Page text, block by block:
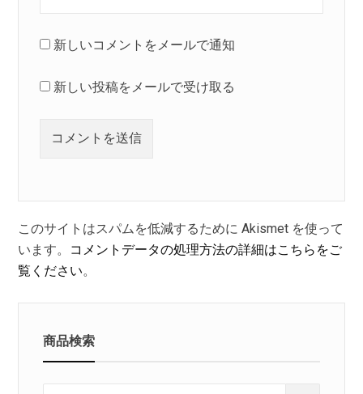
新しいコメントをメールで通知
新しい投稿をメールで受け取る
このサイトはスパムを低減するために Akismet を使って
います。 コメントデータの処理方法の詳細はこちらをご
覧ください。
商品検索